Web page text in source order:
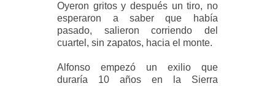
Oyeron gritos y después un tiro, no
esperaron a saber que había
pasado, salieron corriendo del
cuartel, sin zapatos, hacia el monte.
Alfonso empezó un exilio que
duraría 10 años en la Sierra